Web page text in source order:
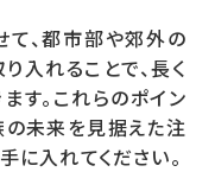
、都市部や郊外の
入れることで、長く
す。これらのポイン
の未来を見据えた注
に入れてください。